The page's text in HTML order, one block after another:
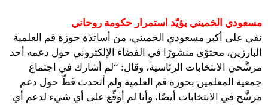
مسعودي الخميني يؤيّد استمرار حكومة روحاني
نفي على أكبر مسعودي الخميني، من أساتذة حوزة قم العلمية
البارزين، محتوًى منشورًا في الفضاء الإلكتروني حول دعمه أحد
مرشَّحي الانتخابات الرئاسية، وقال: “لم أشارك في اجتماع
جمعية المعلمين بحوزة قم العلمية ولم أتحدث قَطّ حول دعم
مرشَّح في الانتخابات أيضًا، وأنا لم أوقِّع على أي شيء لدعم أي